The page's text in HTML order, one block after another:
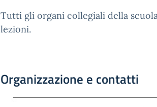
Tutti gli organi collegiali della
lezioni.
Organizzazione e contatti